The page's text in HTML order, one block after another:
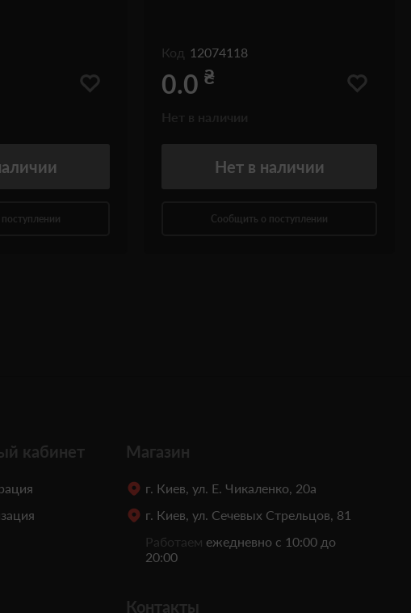
Код 12074118
0.0 ₴
Нет в наличии
Сообщить о поступлении
кабинет Магазин
г. Киев, ул. Е. Чикаленко, 20а
г. Киев, ул. Сечевых Стрельцов, 81
Работаем ежедневно с 10:00 до
20:00
Контакты